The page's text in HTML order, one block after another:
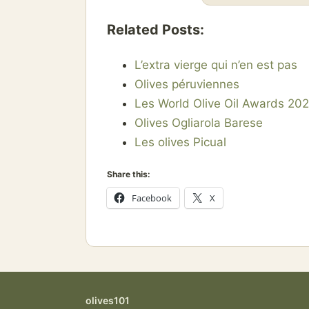
Related Posts:
L’extra vierge qui n’en est pas
Olives péruviennes
Les World Olive Oil Awards
Olives Ogliarola Barese
Les olives Picual
Share this:
Facebook X
olives101